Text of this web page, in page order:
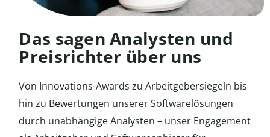
Das sagen Analysten und
Preisrichter über uns
Von Innovations-Awards zu Arbeitgebersiegeln bis
hin zu Bewertungen unserer Softwarelösungen
durch unabhängige Analysten – unser Engagement